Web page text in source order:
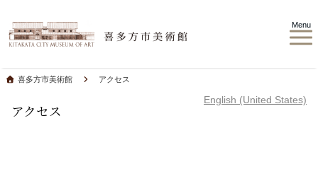
Menu
喜多方市美術館 アクセス
アクセス
English (United States)